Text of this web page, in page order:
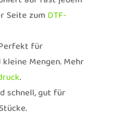
Seite zumDTF-
für
Mengen. Mehr
.
schnell, gut für